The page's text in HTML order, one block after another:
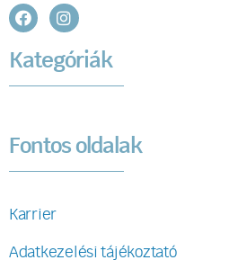
Kategóriák
Fontos oldalak
Karrier
Adatkezelési tájékoztató